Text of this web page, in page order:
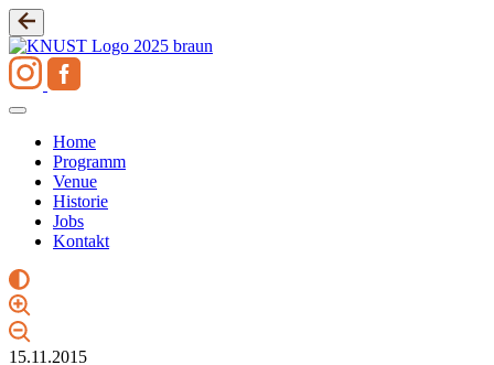
Zum
Inhalt
springen
Home
Programm
Venue
Historie
Jobs
Kontakt
15.11.2015